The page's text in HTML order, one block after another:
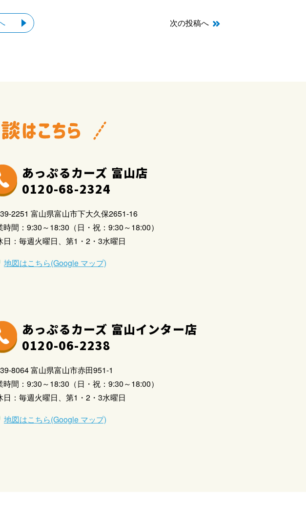
次の投稿へ
あっぷるカーズ 富山店
0120-68-2324
2251 富山県富山市下大久保2651-16
時間：9:30～18:30（日・祝：9:30～18:00）
日：毎週火曜日、第1・2・3水曜日
地図はこちら(Google マップ)
あっぷるカーズ 富山インター店
0120-06-2238
8064 富山県富山市赤田951-1
時間：9:30～18:30（日・祝：9:30～18:00）
日：毎週火曜日、第1・2・3水曜日
地図はこちら(Google マップ)